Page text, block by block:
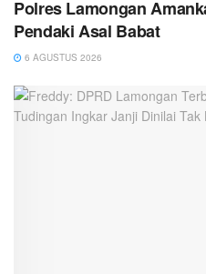
Polres Lamongan
Pendaki Asal Babat
6 AGUSTUS 2026